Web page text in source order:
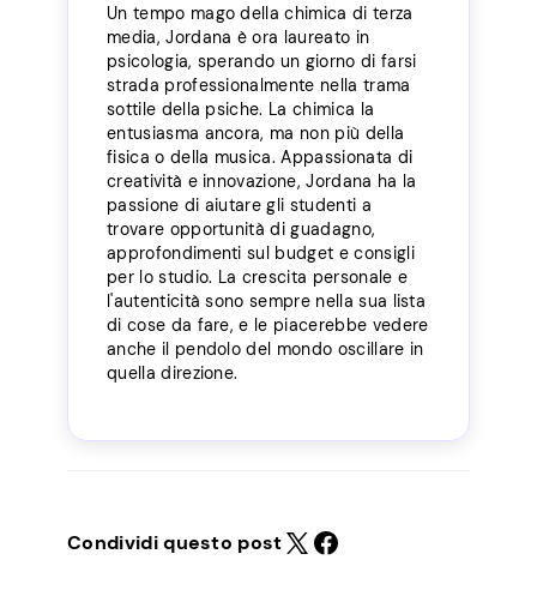
Un tempo mago della chimica di terza
media, Jordana è ora laureato in
psicologia, sperando un giorno di farsi
strada professionalmente nella trama
sottile della psiche. La chimica la
entusiasma ancora, ma non più della
fisica o della musica. Appassionata di
creatività e innovazione, Jordana ha la
passione di aiutare gli studenti a
trovare opportunità di guadagno,
approfondimenti sul budget e consigli
per lo studio. La crescita personale e
l'autenticità sono sempre nella sua lista
di cose da fare, e le piacerebbe vedere
anche il pendolo del mondo oscillare in
quella direzione.
Condividi questo post